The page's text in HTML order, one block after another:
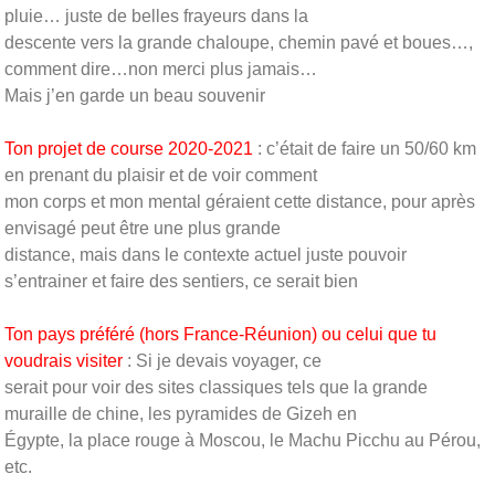
pluie… juste de belles frayeurs dans la
descente vers la grande chaloupe, chemin pavé et boues…,
comment dire…non merci plus jamais…
Mais j’en garde un beau souvenir
Ton projet de course 2020-2021 : c’était de faire un 50/60 km
en prenant du plaisir et de voir comment
mon corps et mon mental géraient cette distance, pour après
envisagé peut être une plus grande
distance, mais dans le contexte actuel juste pouvoir
s’entrainer et faire des sentiers, ce serait bien
Ton pays préféré (hors France-Réunion) ou celui que tu
voudrais visiter : Si je devais voyager, ce
serait pour voir des sites classiques tels que la grande
muraille de chine, les pyramides de Gizeh en
Égypte, la place rouge à Moscou, le Machu Picchu au Pérou,
etc.